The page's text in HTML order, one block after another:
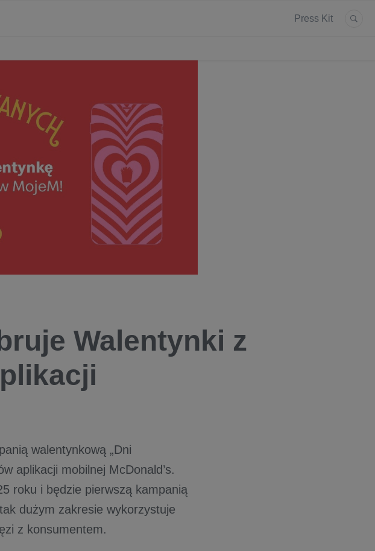
Press Kit
Walentynki z
walentynkową „Dni
aplikacji mobilnej McDonald’s.
roku i będzie pierwszą kampanią
dużym zakresie wykorzystuje
z konsumentem.